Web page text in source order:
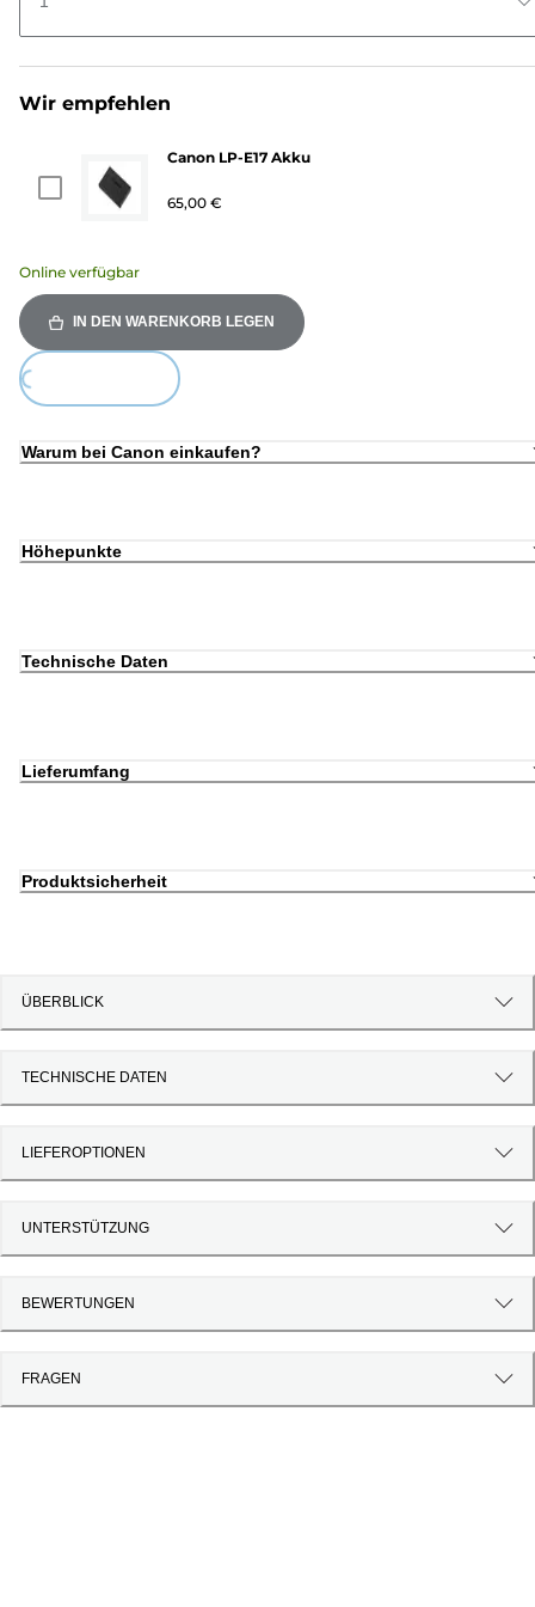
Wir empfehlen
Canon LP-E17 Akku
65,00 €
Online verfügbar
IN DEN WARENKORB LEGEN
Warum bei Canon einkaufen?
Höhepunkte
Technische Daten
Lieferumfang
Produktsicherheit
ÜBERBLICK
TECHNISCHE DATEN
LIEFEROPTIONEN
UNTERSTÜTZUNG
BEWERTUNGEN
FRAGEN